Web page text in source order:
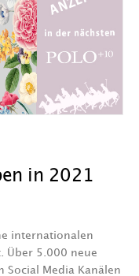
in 2021
internationalen
Über 5.000 neue
Social Media Kanälen